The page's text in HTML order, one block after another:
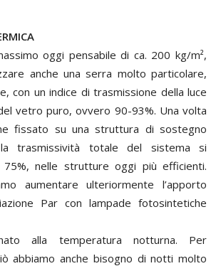
oggi pensabile di ca. 200 kg/m²,
anche una serra molto particolare,
con un indice di trasmissione della luce
vetro puro, ovvero 90-93%. Una volta
fissato su una struttura di sostegno
trasmissività totale del sistema si
nelle strutture oggi più efficienti.
aumentare ulteriormente l’apporto
Par con lampade fotosintetiche
alla temperatura notturna. Per
abbiamo anche bisogno di notti molto